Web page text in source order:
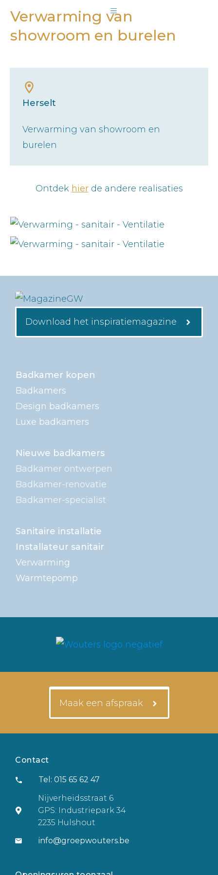
Verwarming van
showroom en burelen
Herselt
Verwarming van showroom en
burelen
Ontdek hierde andere realisaties
Download het inspiratiemagazine
Badkamer kopen
Badkamers
Design badkamers
Luxe badkamers
Nieuwe badkamers
Badkamer ontwerpen
Badkamer-renovatie
Badkamer-specialist
Sanitaire installatie
Installateur sanitair
Verwarming
Warmtepomp
Maak een afspraak
Contact
Tel: 015 65 62 47
Nijverheidsstraat 6
GPS: Industriepark 34
2235 Hulshout
info@groepwouters.be